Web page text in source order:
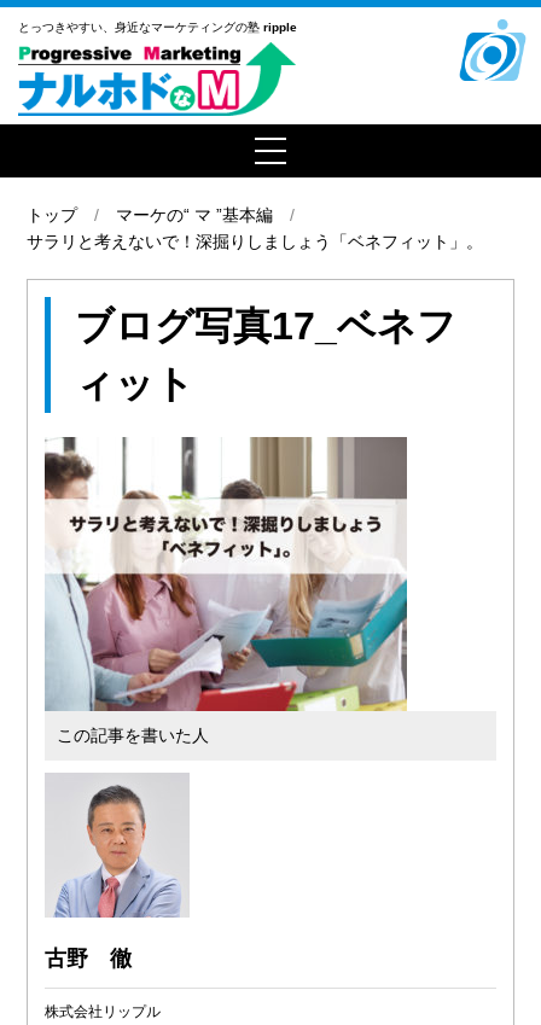
とっつきやすい、 身近なマーケティングの塾 ripple
トップ
マーケの“ マ ”基本編
サラリと考えないで！深掘りしましょう「ベネフィット」。
ブログ写真17_ベネフ
ィット
この記事を書いた人
古野 徹
株式会社リップル